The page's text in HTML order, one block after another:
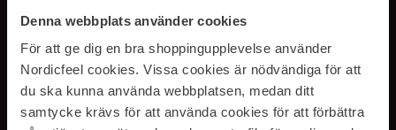
Denna webbplats använder cookies
För att ge dig en bra shoppingupplevelse använder
Nordicfeel cookies. Vissa cookies är nödvändiga för att
du ska kunna använda webbplatsen, medan ditt
samtycke krävs för att använda cookies för att förbättra
SUBSCRIBE TO OUR
NEWSLETTER